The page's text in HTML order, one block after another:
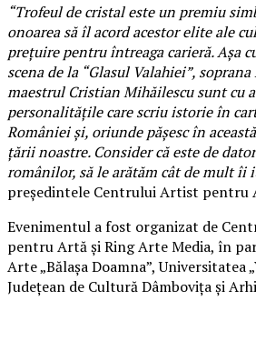
“Trofeul de cristal este un premiu
onoarea să îl acord acestor elite ale
prețuire pentru întreaga carieră. Așa
scena de la “Glasul Valahiei”,
maestrul Cristian Mihăilescu sunt cu
personalitățile care scriu istorie în
României și, oriunde pășesc în
țării noastre. Consider că este de
românilor, să le arătăm cât de mult îi
președintele Centrului Artist pentru
Evenimentul a fost organizat de
pentru Artă și Ring Arte Media, în
Arte „Bălașa Doamna”, Universitatea
Județean de Cultură Dâmbovița și